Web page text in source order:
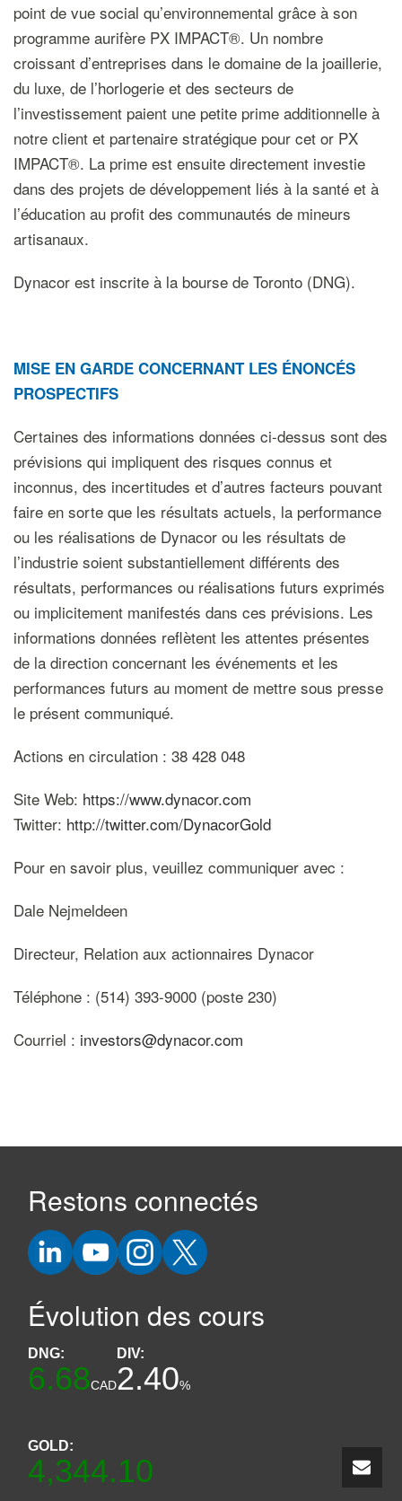
point de vue social qu’environnemental grâce à son
programme aurifère PX IMPACT®. Un nombre
croissant d’entreprises dans le domaine de la joaillerie,
du luxe, de l’horlogerie et des secteurs de
l’investissement paient une petite prime additionnelle à
notre client et partenaire stratégique pour cet or PX
IMPACT®. La prime est ensuite directement investie
dans des projets de développement liés à la santé et à
l’éducation au profit des communautés de mineurs
artisanaux.
Dynacor est inscrite à la bourse de Toronto (DNG).
MISE EN GARDE CONCERNANT LES ÉNONCÉS
PROSPECTIFS
Certaines des informations données ci-dessus sont des
prévisions qui impliquent des risques connus et
inconnus, des incertitudes et d’autres facteurs pouvant
faire en sorte que les résultats actuels, la performance
ou les réalisations de Dynacor ou les résultats de
l’industrie soient substantiellement différents des
résultats, performances ou réalisations futurs exprimés
ou implicitement manifestés dans ces prévisions. Les
informations données reflètent les attentes présentes
de la direction concernant les événements et les
performances futurs au moment de mettre sous presse
le présent communiqué.
Actions en circulation : 38 428 048
Site Web: https://www.dynacor.com
Twitter: http://twitter.com/DynacorGold
Pour en savoir plus, veuillez communiquer avec :
Dale Nejmeldeen
Directeur, Relation aux actionnaires Dynacor
Téléphone : (514) 393-9000 (poste 230)
Courriel : investors@dynacor.com
Restons connectés
Évolution des cours
DNG:
6.68CAD
DIV:
2.40%
GOLD:
4,344.10